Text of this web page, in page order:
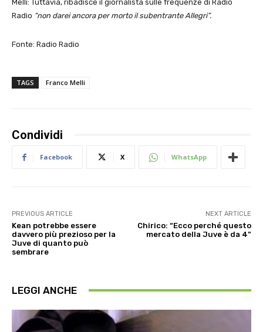
Melli: Tuttavia, ribadisce il giornalista sulle frequenze di Radio
Radio “non darei ancora per morto il subentrante Allegri”.
Fonte: Radio Radio
TAGS Franco Melli
Condividi
Facebook X WhatsApp
PREVIOUS ARTICLE
Kean potrebbe essere
davvero più prezioso per la
Juve di quanto può
sembrare
NEXT ARTICLE
Chirico: “Ecco perché questo
mercato della Juve è da 4”
LEGGI ANCHE